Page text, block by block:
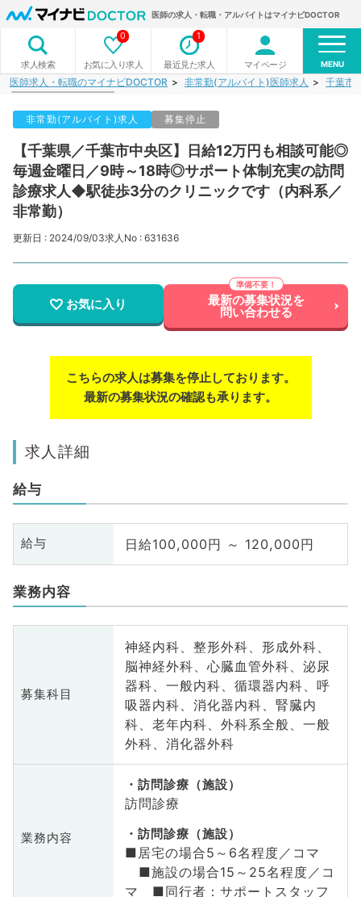
医師の求人・転職・アルバイトはマイナビDOCTOR
求人検索 お気に入り求人
0
最近見た求人
1
マイページ MENU
医師求人・転職のマイナビDOCTOR 非常勤(アルバイト)医師求人 千葉市
非常勤(アルバイト)求人 募集停止
【千葉県／千葉市中央区】日給12万円も相談可能◎
毎週金曜日／9時～18時◎サポート体制充実の訪問
診療求人◆駅徒歩3分のクリニックです（内科系／
非常勤）
更新日 : 2024/09/03求人No : 631636
お気に入り 最新の募集状況を
問い合わせる
こちらの求人は募集を停止しております。
最新の募集状況の確認も承ります。
求人詳細
給与
給与 日給100,000円 ～ 120,000円
業務内容
募集科目
神経内科、整形外科、形成外科、
脳神経外科、心臓血管外科、泌尿
器科、一般内科、循環器内科、呼
吸器内科、消化器内科、腎臓内
科、老年内科、外科系全般、一般
外科、消化器外科
業務内容
訪問診療（施設）
訪問診療
訪問診療（施設）
■居宅の場合5～6名程度／コマ
■施設の場合15～25名程度／コ
マ ■同行者：サポートスタッフ